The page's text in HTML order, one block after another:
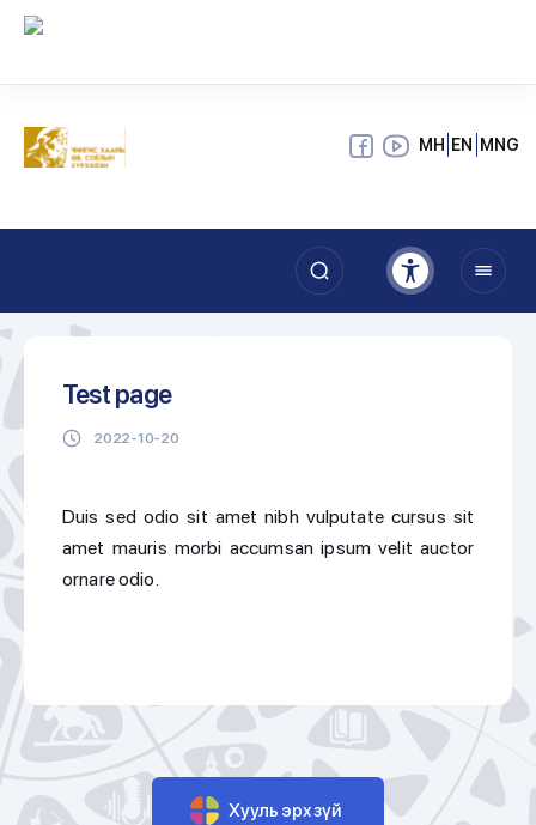
МН EN MNG
Test page
2022-10-20
Duis sed odio sit amet nibh vulputate cursus sit
amet mauris morbi accumsan ipsum velit auctor
ornare odio.
Хууль эрх зүй